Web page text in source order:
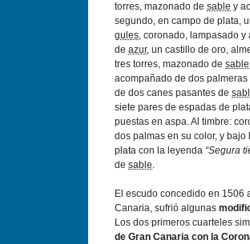
torres, mazonado de sable y
segundo, en campo de plata,
gules, coronado, lampasado y
de azur, un castillo de oro,
tres torres, mazonado de sable
acompañado de dos
de dos canes pasantes de
siete pares de espadas de
puestas en aspa. Al timbre:
dos palmas en su color, y bajo
plata con la leyenda “Segura
de sable.
El escudo concedido en 1506
Canaria, sufrió algunas
Los dos primeros cuarteles
de Gran Canaria con la